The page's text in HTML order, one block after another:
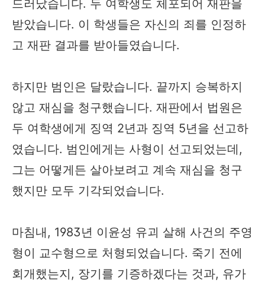
드러났습니다. 두 여학생도 체포되어 재판을
받았습니다. 이 학생들은 자신의 죄를 인정하
고 재판 결과를 받아들였습니다.
하지만 범인은 달랐습니다. 끝까지 승복하지
않고 재심을 청구했습니다. 재판에서 법원은
두 여학생에게 징역 2년과 징역 5년을 선고하
였습니다. 범인에게는 사형이 선고되었는데,
그는 어떻게든 살아보려고 계속 재심을 청구
했지만 모두 기각되었습니다.
마침내, 1983년 이윤성 유괴 살해 사건의 주영
형이 교수형으로 처형되었습니다. 죽기 전에
회개했는지, 장기를 기증하겠다는 것과, 유가